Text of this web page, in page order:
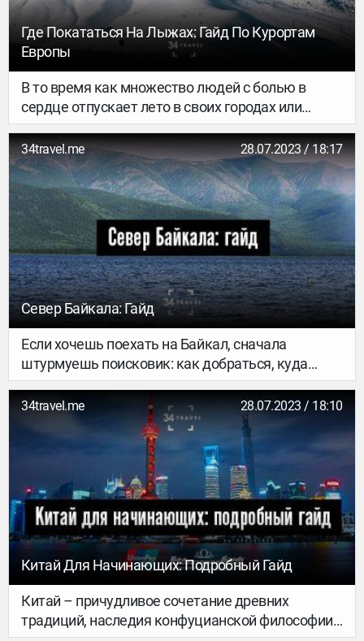
Где Покататься На Лыжах: Гайд По Курортам
Европы
В то время как множество людей с болью в
сердце отпускает лето в своих городах или
впопыхах ловит последнее тепло бархатного
сезона, просыпается энтузиазм другой части
сообщества – лыжников. Лыжи могут быть не
только дорогим и элитным отдыхом, но и вполне
бюджетным спортивным развлечением –
особено в чудесную эру лоукостеров, которые
практически телепортируют тебя под склон.
Пролистывай этот гайд, выбирай бюджет,
направление, заходи на сайт любимого
лоукостера и бронируй билеты. Собрали инфу о
курортах в разных странах: от Швейцарии и
Франции до Грузии и Болгарии.
34travel.me 28.07.2023 / 18:17
Север Байкала: Гайд
Если хочешь поехать на Байкал, сначала
штурмуешь поисковик: как добраться, куда
ехать, что смотреть. Первые ссылки приведут
тебя к одному решению: ехать в Иркутск, а
оттуда на остров Ольхон. Это юг Байкала,
который уже переполнен туристами. Мало кто
знает, что стоит ехать и на север Байкала.
Рассказываем все подробности.
34travel.me 28.07.2023 / 18:10
Китай Для Начинающих: Подробный Гайд
Китай – причудливое сочетание древних
традиций, наследия конфуцианской философии,